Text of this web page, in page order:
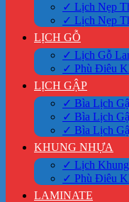
✓ Lịch Nẹp
✓ Lịch Nẹp
LỊCH GỖ
✓ Lịch Gỗ
✓ Phù Điêu
LỊCH GẬP
✓ Bìa Lịch
✓ Bìa Lịch
✓ Bìa Lịch
KHUNG NHỰA
✓ Lịch Khung
✓ Phù Điêu
LAMINATE